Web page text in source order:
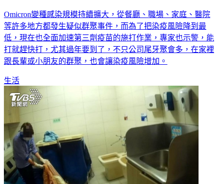
Omicron變種感染規模持續擴大，從餐廳、職場、家庭、醫院
等許多地方都發生疑似群聚事件，而為了把染疫風險降到最
低，現在也全面加速第三劑疫苗的施打作業，專家也示警，能
打就趕快打，尤其過年要到了，不只公司尾牙聚會多，在家裡
跟長輩或小朋友的群聚，也會讓染疫風險增加。
生活